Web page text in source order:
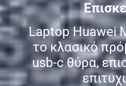
Laptop Huawei
το κλασικό
usb-c θύρα,